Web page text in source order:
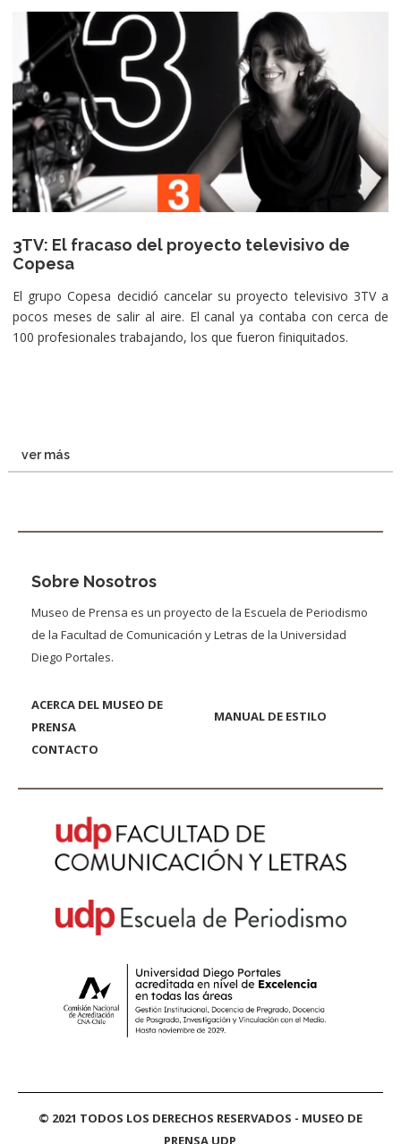
3TV: El fracaso del proyecto televisivo de
Copesa
El grupo Copesa decidió cancelar su proyecto televisivo 3TV a
pocos meses de salir al aire. El canal ya contaba con cerca de
100 profesionales trabajando, los que fueron finiquitados.
ver más
Sobre Nosotros
Museo de Prensa es un proyecto de la Escuela de Periodismo
de la Facultad de Comunicación y Letras de la Universidad
Diego Portales.
ACERCA DEL MUSEO DE
PRENSA
MANUAL DE ESTILO
CONTACTO
© 2021 TODOS LOS DERECHOS RESERVADOS - MUSEO DE
PRENSA UDP